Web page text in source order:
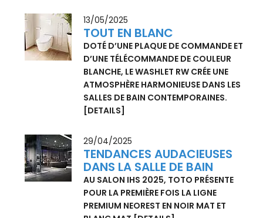
TOTO, SPONSOR BRONZE DE
L’EXPO 2025 À OSAKA
NIVEAU D’HYGIÈNE MAXIMAL POUR LE
PUBLIC INTERNATIONAL DE
L’EXPOSITION UNIVERSELLE À OSAKA
[DETAILS]
13/05/2025
DOTÉ D’UNE PLAQUE DE COMMANDE ET
D’UNE TÉLÉCOMMANDE DE COULEUR
BLANCHE, LE WASHLET RW CRÉE UNE
ATMOSPHÈRE HARMONIEUSE DANS LES
SALLES DE BAIN CONTEMPORAINES.
[DETAILS]